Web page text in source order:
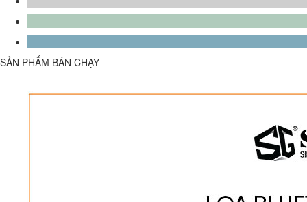
SẢN PHẨM BÁN CHẠY